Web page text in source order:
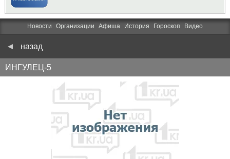
Новости Организации Афиша История Гороскоп Видео
назад
ИНГУЛЕЦ-5